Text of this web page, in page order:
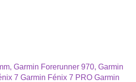
Garmin Forerunner 970, Garmin
7 Garmin Fénix 7 PRO Garmin